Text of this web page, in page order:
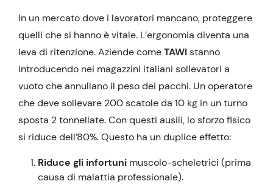
In un mercato dove i lavoratori mancano, proteggere
quelli che si hanno è vitale. L’ergonomia diventa una
leva di ritenzione. Aziende comeTAWIstanno
introducendo nei magazzini italiani sollevatori a
vuoto che annullano il peso dei pacchi. Un operatore
che deve sollevare 200 scatole da 10 kg in un turno
sposta 2 tonnellate. Con questi ausili, lo sforzo fisico
si riduce dell’80%. Questo ha un duplice effetto:
Riduce gli infortuni muscolo-scheletrici (prima
causa di malattia professionale).